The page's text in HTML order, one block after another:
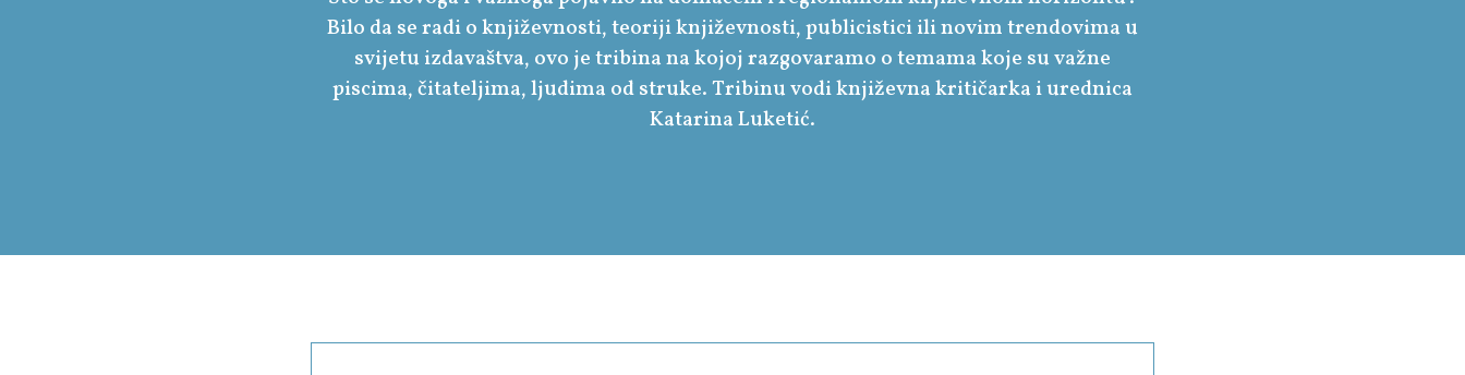
Bilo da se radi o književnosti, teoriji književnosti, publicistici ili novim trendovima u
svijetu izdavaštva, ovo je tribina na kojoj razgovaramo o temama koje su važne
piscima, čitateljima, ljudima od struke. Tribinu vodi književna kritičarka i urednica
Katarina Luketić.